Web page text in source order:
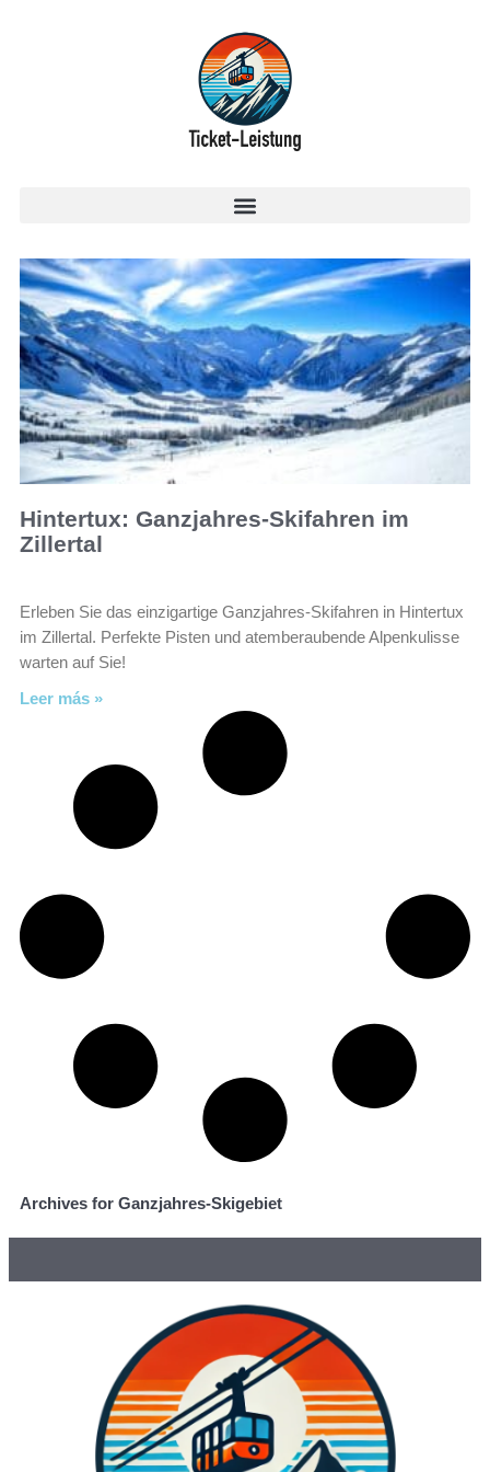
Hintertux: Ganzjahres-Skifahren im
Zillertal
Erleben Sie das einzigartige Ganzjahres-Skifahren in Hintertux
im Zillertal. Perfekte Pisten und atemberaubende Alpenkulisse
warten auf Sie!
Leer más »
Archives for Ganzjahres-Skigebiet